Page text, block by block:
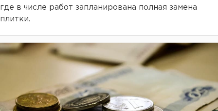
где в числе работ запланирована полная замена
плитки.